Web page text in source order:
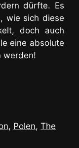
dürfte. Es
wie sich diese
doch auch
eine absolute
werden!
, Polen,The